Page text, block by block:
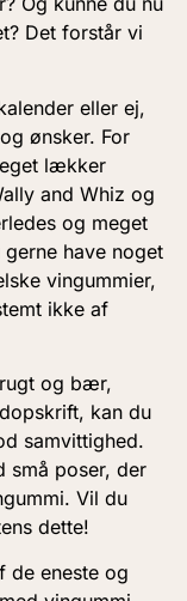
Det forstår vi
eller ej,
ønsker. For
lækker
and Whiz og
og meget
have noget
vingummier,
ikke af
og bær,
kan du
samvittighed.
små poser, der
Vil du
dette!
de eneste og